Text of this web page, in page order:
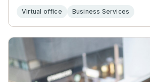
Virtual office Business Services